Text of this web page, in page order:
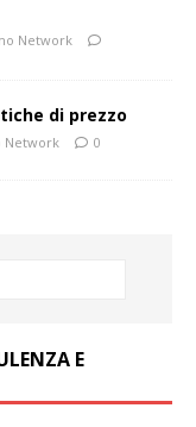
Network
di prezzo
Network 0
E